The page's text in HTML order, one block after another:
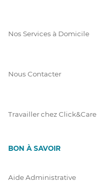
Nos Services à Domicile
Nous Contacter
Travailler chez Click&Care
BON À SAVOIR
Aide Administrative